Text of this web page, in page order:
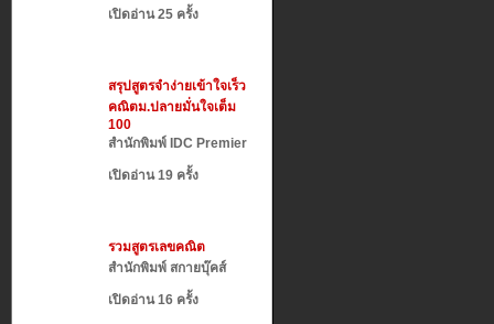
เปิดอ่าน 25 ครั้ง
สรุปสูตรจำง่ายเข้าใจเร็ว
คณิตม.ปลายมั่นใจเต็ม
100
สำนักพิมพ์ IDC Premier
เปิดอ่าน 19 ครั้ง
รวมสูตรเลขคณิต
สำนักพิมพ์ สกายบุ๊คส์
เปิดอ่าน 16 ครั้ง